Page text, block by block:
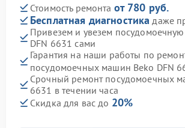
Стоимость ремонта от 780 руб.
Бесплатная диагностика даже
Привезем и увезем
DFN 6631 сами
Гарантия на наши работы по
посудомоечных машин Beko DFN
Срочный ремонт посудомоечных
6631 в течении часа
Скидка для вас до 20%